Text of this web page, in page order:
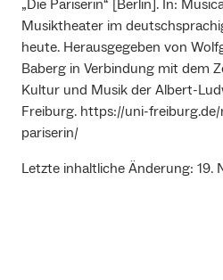
„Die Pariserin“ [Berlin]. In:
Musiktheater im
heute. Herausgegeben von
Baberg in Verbindung mit dem
Kultur und Musik der Albert-
Freiburg. https://uni-
pariserin/
Letzte inhaltliche Änderung: 19.